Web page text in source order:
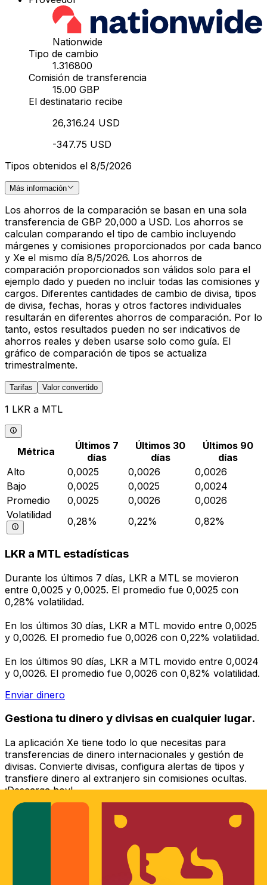
Nationwide
Tipo de cambio
1.316800
Comisión de transferencia
15.00 GBP
El destinatario recibe
26,316.24 USD
-347.75 USD
Tipos obtenidos el 8/5/2026
Más información
Los ahorros de la comparación se basan en una sola
transferencia de GBP 20,000 a USD. Los ahorros se
calculan comparando el tipo de cambio incluyendo
márgenes y comisiones proporcionados por cada banco
y Xe el mismo día 8/5/2026. Los ahorros de
comparación proporcionados son válidos solo para el
ejemplo dado y pueden no incluir todas las comisiones y
cargos. Diferentes cantidades de cambio de divisa, tipos
de divisa, fechas, horas y otros factores individuales
resultarán en diferentes ahorros de comparación. Por lo
tanto, estos resultados pueden no ser indicativos de
ahorros reales y deben usarse solo como guía. El
gráfico de comparación de tipos se actualiza
trimestralmente.
Tarifas Valor convertido
1 LKR a MTL
Métrica
Últimos 7
días
Últimos 30
días
Últimos 90
días
Alto
0,0025 0,0026
0,0026
Bajo
0,0025 0,0025
0,0024
Promedio
0,0025 0,0026
0,0026
Volatilidad
0,28% 0,22% 0,82%
LKR a MTL estadísticas
Durante los últimos 7 días, LKR a MTL se movieron
entre 0,0025 y 0,0025. El promedio fue 0,0025 con
0,28% volatilidad.
En los últimos 30 días, LKR a MTL movido entre 0,0025
y 0,0026. El promedio fue 0,0026 con 0,22% volatilidad.
En los últimos 90 días, LKR a MTL movido entre 0,0024
y 0,0026. El promedio fue 0,0026 con 0,82% volatilidad.
Enviar dinero
Gestiona tu dinero y divisas en cualquier lugar.
La aplicación Xe tiene todo lo que necesitas para
transferencias de dinero internacionales y gestión de
divisas. Convierte divisas, configura alertas de tipos y
transfiere dinero al extranjero sin comisiones ocultas.
¡Descarga hoy!